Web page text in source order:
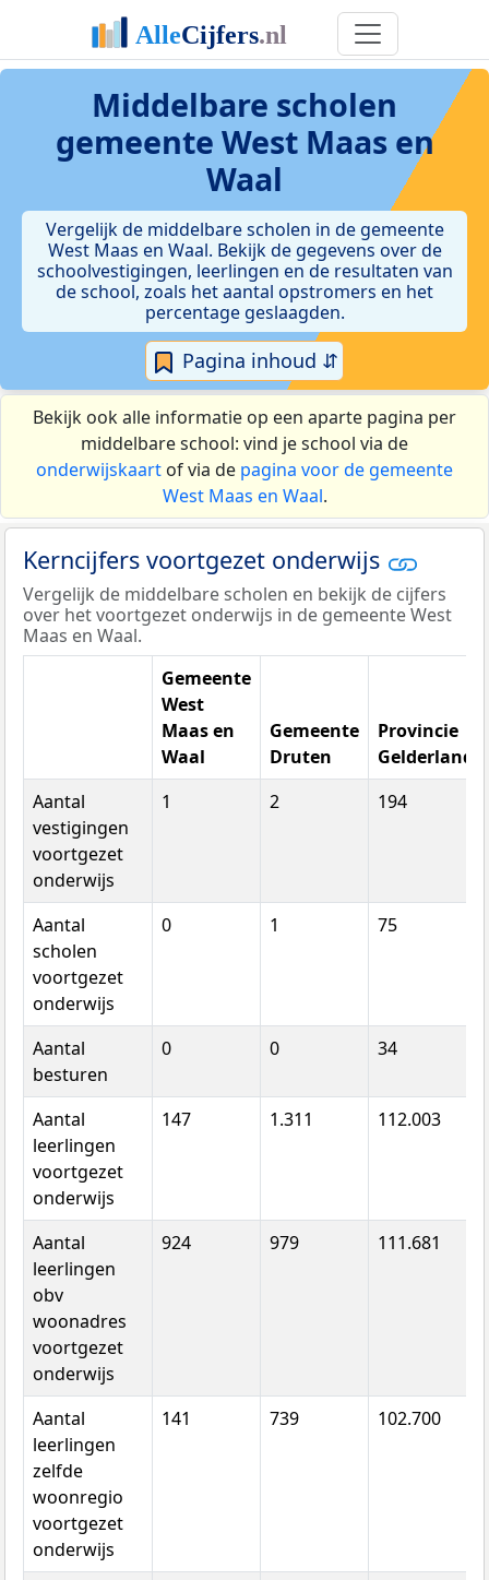
Middelbare scholen
gemeente West Maas en
Waal
Vergelijk de middelbare scholen in de gemeente
West Maas en Waal. Bekijk de gegevens over de
schoolvestigingen, leerlingen en de resultaten van
de school, zoals het aantal opstromers en het
percentage geslaagden.
Pagina inhoud ⇵
Bekijk ook alle informatie op een aparte pagina per
middelbare school: vind je school via de
onderwijskaart of via de pagina voor de gemeente
West Maas en Waal.
Kerncijfers voortgezet onderwijs
Vergelijk de middelbare scholen en bekijk de cijfers
over het voortgezet onderwijs in de gemeente West
Maas en Waal.
Gemeente
West
Maas en
Waal
Gemeente
Druten
Provincie
Gelderland
Aantal
vestigingen
voortgezet
onderwijs
1 2 194
Aantal
scholen
voortgezet
onderwijs
0 1 75
Aantal
besturen
0 0 34
Aantal
leerlingen
voortgezet
onderwijs
147 1.311 112.003
Aantal
leerlingen
obv
woonadres
voortgezet
onderwijs
924 979 111.681
Aantal
leerlingen
zelfde
woonregio
voortgezet
onderwijs
141 739 102.700